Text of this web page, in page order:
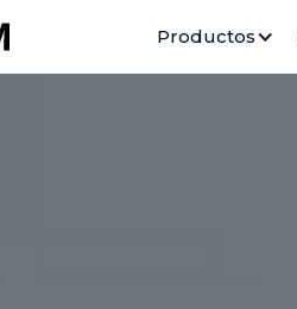
Productos